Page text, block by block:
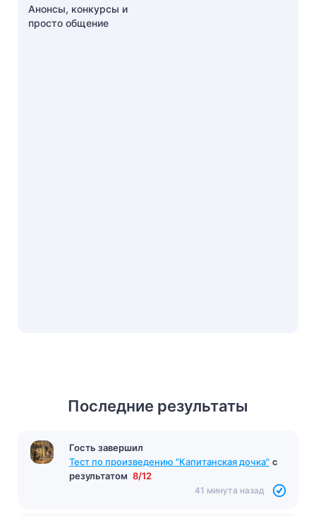
Последние результаты
Гость завершил
Тест по произведению "Капитанская дочка" с
результатом 8/12
41 минута назад
Анонсы, конкурсы и
просто общение